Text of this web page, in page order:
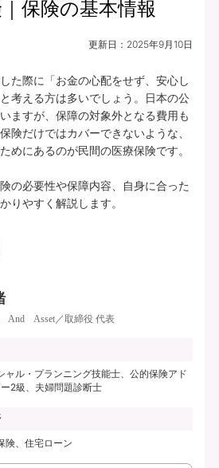
保険期間
終身（総合先進医
プランの中身を見る
射線治療、通院・先進医療
。
ンナップからお客さまのニ
保障を充実させることがで
療｜保険料払方タイプ：定額タイプ｜個別取扱
日型）、通院給付金日額5,000円、手術・放射
手術給付割合：100％)、総合先進医療特約付
初期入院10日給付特則付き、三大疾病支払日数
間：終身（総合先進医療特約は10年） | 保険料
療特約は10年） | 募集文書番号：AFH277-
料で相談予約
資料請求
保険の基本情報
更新日： 2025年9月10日
た際に「お金の心配をせず、安心し
考える方は多いでしょう。日本の公
ますが、保障の対象外となる費用も
険だけではカバーできないような、
めにあるのが民間の医療保険です。
の必要性や保障内容、自身に合った
りやすく解説します。
And Asset／取締役 代表
ャル・プランニング技能士、公的保険アド
2級、夫婦問題診断士
険、住宅ローン